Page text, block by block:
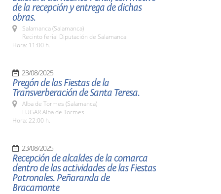
de la recepción y entrega de dichas
obras.
Salamanca (Salamanca)
Recinto ferial Diputación de Salamanca
Hora: 11:00 h.
23/08/2025
Pregón de las Fiestas de la
Transverberación de Santa Teresa.
Alba de Tormes (Salamanca)
LUGAR Alba de Tormes
Hora: 22:00 h.
23/08/2025
Recepción de alcaldes de la comarca
dentro de las actividades de las Fiestas
Patronales. Peñaranda de
Bracamonte